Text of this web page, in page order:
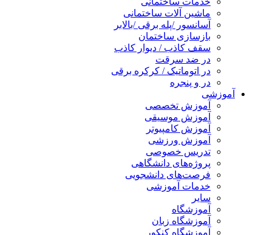
ماشین آلات ساختمانی
آسانسور /پله برقی /بالابر
بازسازی ساختمان
سقف کاذب / دیوار کاذب
در ضد سرقت
در اتوماتیک / کرکره برقی
در و پنجره
آموزشی
آموزش تخصصی
آموزش موسیقی
آموزش کامپیوتر
آموزش ورزشی
تدریس خصوصی
پروژه‌های دانشگاهی
فرصت‌های دانشجویی
خدمات آموزشی
سایر
آموزشگاه
آموزشگاه زبان
آموزشگاه کنکور